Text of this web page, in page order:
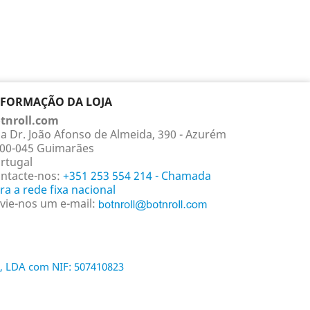
DA LOJA
Dr. João Afonso de Almeida, 390 - Azurém
045 Guimarães
nos: +351 253 554 214 - Chamada
a rede fixa nacional
nos um e-mail:
com NIF: 507410823